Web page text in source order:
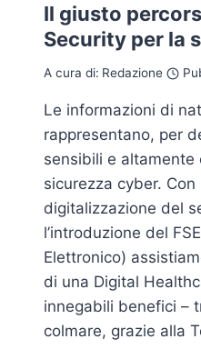
Il giusto
Security per la
A cura di: Redazione
Le informazioni di
rappresentano, per
sensibili e altamente
sicurezza cyber.
digitalizzazione del
l’introduzione del
Elettronico)
di una Digital
innegabili benefici –
colmare, grazie alla